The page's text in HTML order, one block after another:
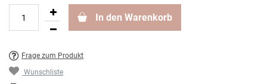
In den Warenkorb
Frage zum Produkt
Wunschliste